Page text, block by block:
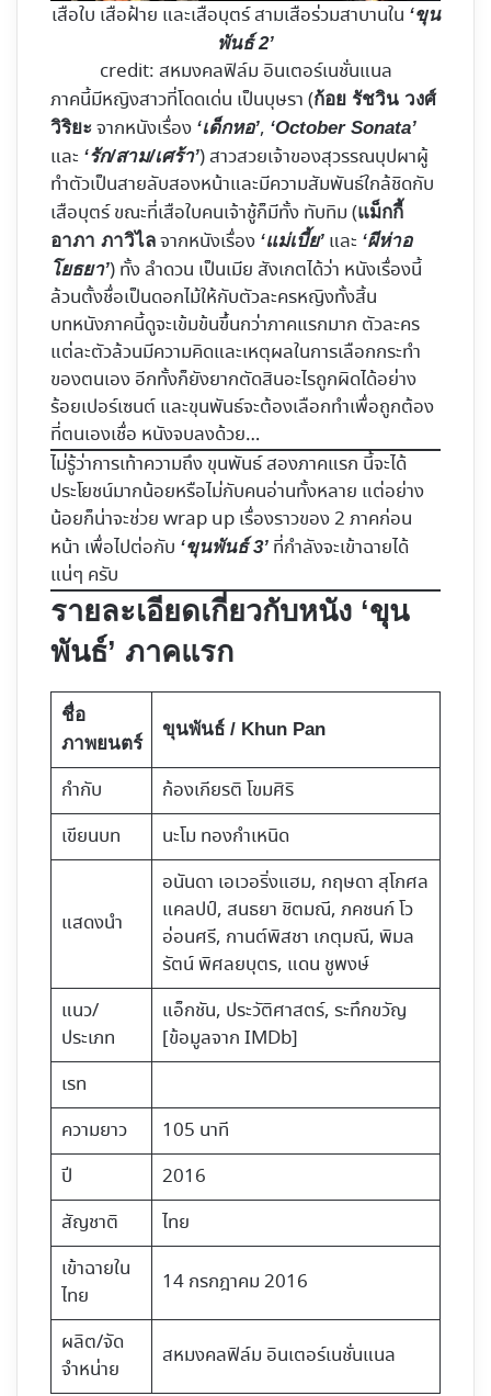
เสือใบ เสือฝ้าย และเสือบุตร์ สามเสือร่วมสาบานใน ‘ขุน
พันธ์ 2’
credit: สหมงคลฟิล์ม อินเตอร์เนชั่นแนล
ภาคนี้มีหญิงสาวที่โดดเด่น เป็นบุษรา (ก้อย รัชวิน วงศ์
วิริยะ จากหนังเรื่อง ‘เด็กหอ’, ‘October Sonata’
และ ‘รัก/สาม/เศร้า’) สาวสวยเจ้าของสุวรรณบุปผาผู้
ทำตัวเป็นสายลับสองหน้าและมีความสัมพันธ์ใกล้ชิดกับ
เสือบุตร์ ขณะที่เสือใบคนเจ้าชู้ก็มีทั้ง ทับทิม (แม็กกี้
อาภา ภาวิไล จากหนังเรื่อง ‘แม่เบี้ย’ และ ‘ผีห่าอ
โยธยา’) ทั้ง ลำดวน เป็นเมีย สังเกตได้ว่า หนังเรื่องนี้
ล้วนตั้งชื่อเป็นดอกไม้ให้กับตัวละครหญิงทั้งสิ้น
บทหนังภาคนี้ดูจะเข้มข้นขึ้นกว่าภาคแรกมาก ตัวละคร
แต่ละตัวล้วนมีความคิดและเหตุผลในการเลือกกระทำ
ของตนเอง อีกทั้งก็ยังยากตัดสินอะไรถูกผิดได้อย่าง
ร้อยเปอร์เซนต์ และขุนพันธ์จะต้องเลือกทำเพื่อถูกต้อง
ที่ตนเองเชื่อ หนังจบลงด้วย…
ไม่รู้ว่าการเท้าความถึง ขุนพันธ์ สองภาคแรก นี้จะได้
ประโยชน์มากน้อยหรือไม่กับคนอ่านทั้งหลาย แต่อย่าง
น้อยก็น่าจะช่วย wrap up เรื่องราวของ 2 ภาคก่อน
หน้า เพื่อไปต่อกับ ‘ขุนพันธ์ 3’ ที่กำลังจะเข้าฉายได้
แน่ๆ ครับ
รายละเอียดเกี่ยวกับหนัง ‘ขุน
พันธ์’ ภาคแรก
ชื่อ
ภาพยนตร์
ขุนพันธ์ / Khun Pan
กำกับ
ก้องเกียรติ โขมศิริ
เขียนบท
นะโม ทองกำเหนิด
แสดงนำ
อนันดา เอเวอริ่งแฮม, กฤษดา สุโกศล
แคลปป์, สนธยา ชิตมณี, ภคชนก์ โว
อ่อนศรี, กานต์พิสชา เกตุมณี, พิมล
รัตน์ พิศลยบุตร, แดน ชูพงษ์
แนว/
ประเภท
แอ็กชัน, ประวัติศาสตร์, ระทึกขวัญ
[ข้อมูลจาก IMDb]
เรท
ความยาว
105 นาที
ปี
2016
สัญชาติ
ไทย
เข้าฉายใน
ไทย
14 กรกฎาคม 2016
ผลิต/จัด
จำหน่าย
สหมงคลฟิล์ม อินเตอร์เนชั่นแนล